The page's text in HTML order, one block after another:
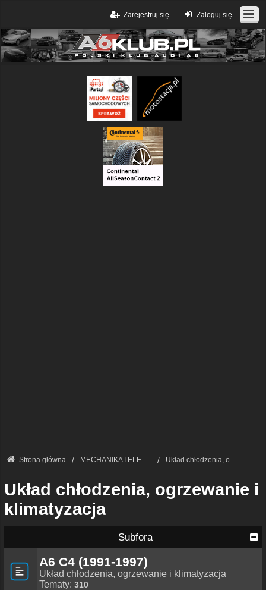
Zaloguj się
Zarejestruj się
Strona główna MECHANIKA I ELEKTRONIKA — FORUM TECHNICZNE Układ chłodzenia, ogrzewanie i klimatyzacja
Układ chłodzenia, ogrzewanie i
klimatyzacja
Subfora
A6 C4 (1991-1997)
Układ chłodzenia, ogrzewanie i klimatyzacja
Tematy: 310